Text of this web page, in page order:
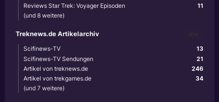
11
Reviews Star Trek: Voyager Episoden
(und 8 weitere)
Treknews.de Artikelarchiv
13
Scifinews-TV
21
Scifinews-TV Sendungen
246
Artikel von treknews.de
34
Artikel von trekgames.de
(und 7 weitere)